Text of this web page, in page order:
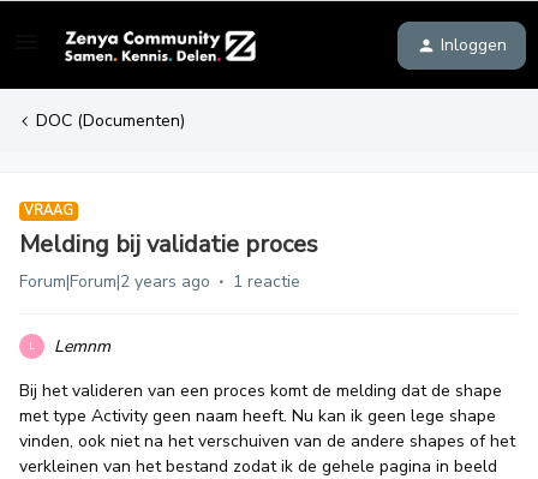
Inloggen
DOC (Documenten)
VRAAG
Melding bij validatie proces
Forum|Forum|2 years ago 1 reactie
L
Lemnm
Bij het valideren van een proces komt de melding dat de shape
met type Activity geen naam heeft. Nu kan ik geen lege shape
vinden, ook niet na het verschuiven van de andere shapes of het
verkleinen van het bestand zodat ik de gehele pagina in beeld